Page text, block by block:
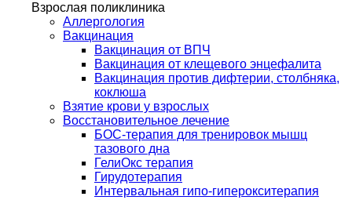
Взрослая поликлиника
Аллергология
Вакцинация
Вакцинация от ВПЧ
Вакцинация от клещевого энцефалита
Вакцинация против дифтерии, столбняка,
коклюша
Взятие крови у взрослых
Восстановительное лечение
БОС-терапия для тренировок мышц
тазового дна
ГелиОкс терапия
Гирудотерапия
Интервальная гипо-гиперокситерапия